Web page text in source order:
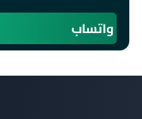
واتساب